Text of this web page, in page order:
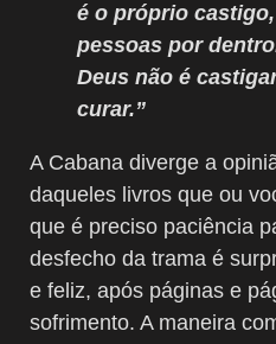
é o próprio
pessoas por
Deus não é
curar.”
A Cabana diverge a
daqueles livros que ou
que é preciso paciência
desfecho da trama é
e feliz, após páginas e
sofrimento. A maneira